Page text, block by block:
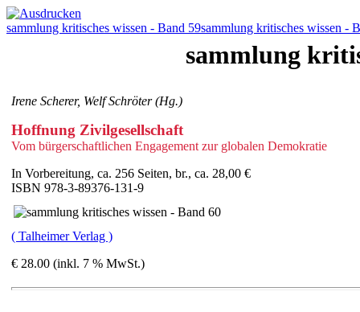
sammlung kritisches wissen - Band 59sammlung kritisches wissen -
sammlung
Irene Scherer, Welf Schröter (Hg.)
Hoffnung Zivilgesellschaft
Vom bürgerschaftlichen Engagement zur globalen Demokratie
In Vorbereitung, ca. 256 Seiten, br., ca. 28,00 €
ISBN 978-3-89376-131-9
( Talheimer Verlag )
€ 28.00 (inkl. 7 % MwSt.)